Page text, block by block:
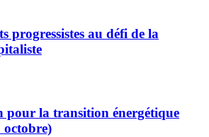
progressistes au défi de la
pour la transition énergétique
octobre)